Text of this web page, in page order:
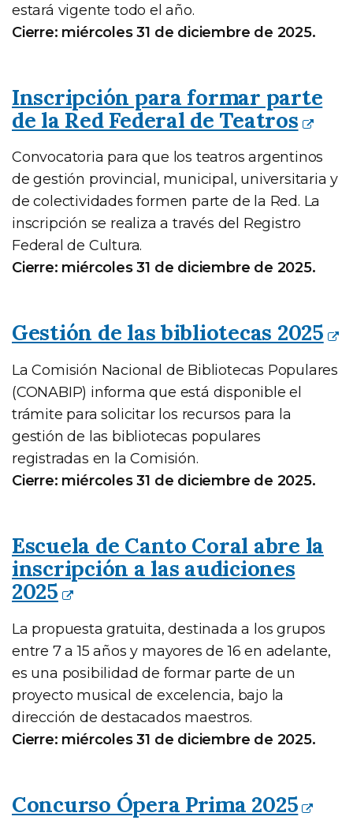
estará vigente todo el año.
Cierre: miércoles 31 de diciembre de 2025.
Inscripción para formar parte
de la Red Federal de Teatros
Convocatoria para que los teatros argentinos
de gestión provincial, municipal, universitaria y
de colectividades formen parte de la Red. La
inscripción se realiza a través del Registro
Federal de Cultura.
Cierre: miércoles 31 de diciembre de 2025.
Gestión de las bibliotecas 2025
La Comisión Nacional de Bibliotecas Populares
(CONABIP) informa que está disponible el
trámite para solicitar los recursos para la
gestión de las bibliotecas populares
registradas en la Comisión.
Cierre: miércoles 31 de diciembre de 2025.
Escuela de Canto Coral abre la
inscripción a las audiciones
2025
La propuesta gratuita, destinada a los grupos
entre 7 a 15 años y mayores de 16 en adelante,
es una posibilidad de formar parte de un
proyecto musical de excelencia, bajo la
dirección de destacados maestros.
Cierre: miércoles 31 de diciembre de 2025.
Concurso Ópera Prima 2025